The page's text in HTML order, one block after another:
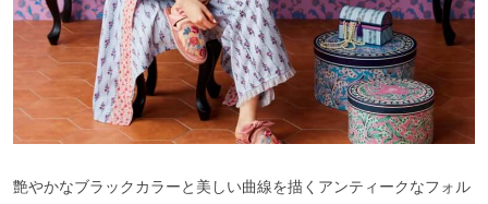
艶やかなブラックカラーと美しい曲線を描くアンティークなフォル